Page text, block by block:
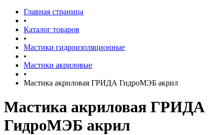
Главная страница
•
Каталог товаров
•
Мастики гидроизоляционные
•
Мастики акриловые
•
Мастика акриловая ГРИДА ГидроМЭБ акрил
Мастика акриловая ГРИДА
ГидроМЭБ акрил